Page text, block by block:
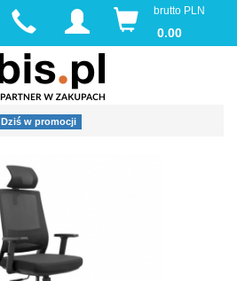
brutto PLN
0.00
Dziś w promocji